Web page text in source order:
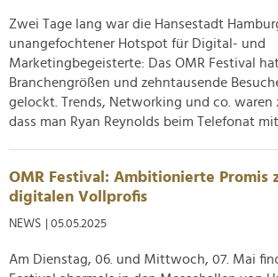
Zwei Tage lang war die Hansestadt
unangefochtener Hotspot für Digital- und
Marketingbegeisterte: Das OMR Festival
Branchengrößen und zehntausende
gelockt. Trends, Networking und co. waren
dass man Ryan Reynolds beim Telefonat mit
OMR Festival: Ambitionierte Promis
digitalen Vollprofis
NEWS | 05.05.2025
Am Dienstag, 06. und Mittwoch, 07. Mai